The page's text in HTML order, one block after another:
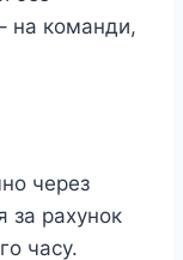
на команди,
через
за рахунок
часу.